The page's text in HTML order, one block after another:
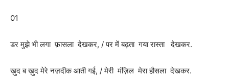
01
डर मुझे भी लगा फ़ासला देखकर, / पर में बढ़ता गया रास्ता देखकर.
ख़ुद ब ख़ुद मेरे नज़दीक आती गई, / मेरी मंज़िल मेरा हौसला देखकर.